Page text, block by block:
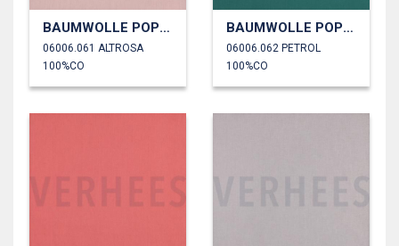
BAUMWOLLE POPELINE
06006.061 ALTROSA
100%CO
BAUMWOLLE POPELINE
06006.062 PETROL
100%CO